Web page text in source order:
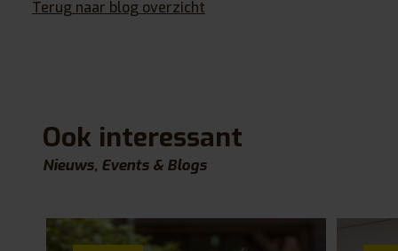
Terug naar blog overzicht
Ook interessant
Nieuws, Events & Blogs